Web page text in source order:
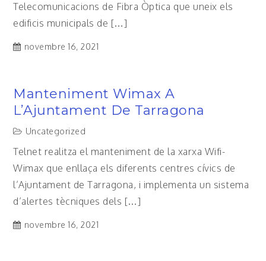
Telecomunicacions de Fibra Òptica que uneix els
edificis municipals de […]
novembre 16, 2021
Manteniment Wimax A
L’Ajuntament De Tarragona
Uncategorized
Telnet realitza el manteniment de la xarxa Wifi-
Wimax que enllaça els diferents centres cívics de
l’Ajuntament de Tarragona, i implementa un sistema
d’alertes tècniques dels […]
novembre 16, 2021